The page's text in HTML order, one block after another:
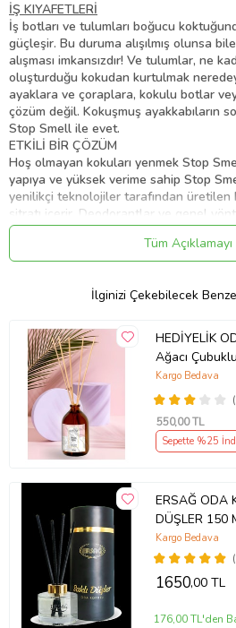
İŞ KIYAFETLERİ
İş botları ve tulumları boğucu
güçleşir. Bu duruma alışılmış olunsa
alışması imkansızdır! Ve tulumlar, ne
oluşturduğu kokudan kurtulmak
ayaklara ve çoraplara, kokulu botlar
çözüm değil. Kokuşmuş ayakkabıların
Stop Smell ile evet.
ETKİLİ BİR ÇÖZÜM
Hoş olmayan kokuları yenmek Stop
yapıya ve yüksek verime sahip Stop
yenilikçi teknolojiler tarafından üretilen
sitratı içerir. Deodorantlar ve genel
Stop Smell kokuyu maskelemez ve
KULLANIMA HAZIR FORMÜLÜYLE
Şişeyi kuvvetlice çalkalayın. Ürünü
kurutma makinesi ile kurutun. Botlara
yerlere özel dikkat gösterilmesi önerilir.
sonra ortaya çıkar ve uzun süre devam
koku tamamen ortadan kaldırılmazsa,
önerilir. Ürün şapka ve eldivenlerin iç
STOP SMELL’İN AVANTAJLARI
Tamamen organiktir. Yüksek verimlidir.
işlenmiş malzeme için güvenlidir.
güvenlidir. Stop Smell alerjik
uyumludur. Ürünün özel atık
oldukça kolaydır.
Ürün Kodu:kcm1710280
Tüm
İlginizi Çekebilecek
HEDİYELİK
Ağacı
Esansiyel
100 ml
Kargo Bedava
550,00 TL
Sepette %25
ERSAĞ ODA
DÜŞLER 150
Kargo Bedava
1650,00 TL
176,00 TL'den